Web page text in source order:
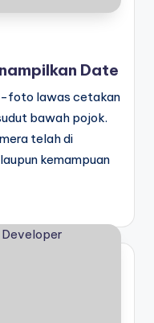
Date
foto lawas cetakan
bawah pojok.
telah di
kemampuan